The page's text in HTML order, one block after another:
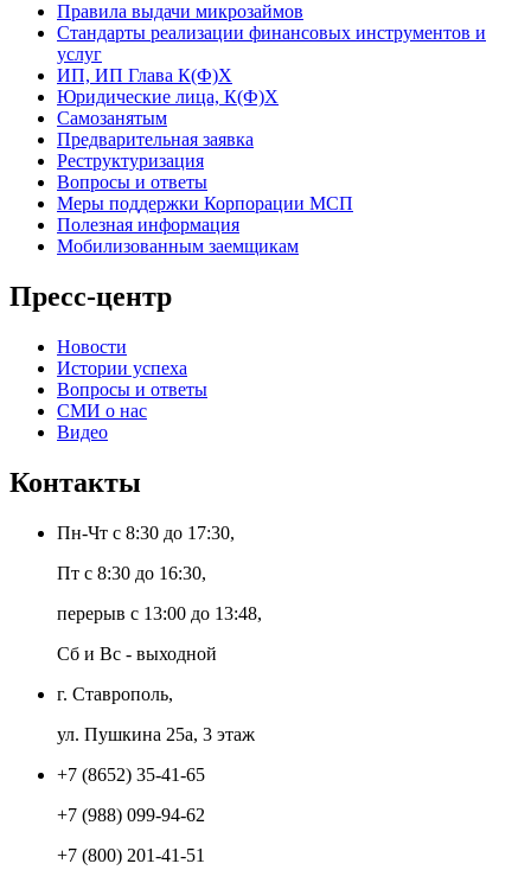
Правила выдачи микрозаймов
Стандарты реализации финансовых инструментов и
услуг
ИП, ИП Глава К(Ф)Х
Юридические лица, К(Ф)Х
Самозанятым
Предварительная заявка
Реструктуризация
Вопросы и ответы
Меры поддержки Корпорации МСП
Полезная информация
Мобилизованным заемщикам
Пресс-центр
Новости
Истории успеха
Вопросы и ответы
СМИ о нас
Видео
Контакты
Пн-Чт с 8:30 до 17:30,
Пт с 8:30 до 16:30,
перерыв с 13:00 до 13:48,
Сб и Вс - выходной
г. Ставрополь,
ул. Пушкина 25а, 3 этаж
+7 (8652) 35-41-65
+7 (988) 099-94-62
+7 (800) 201-41-51